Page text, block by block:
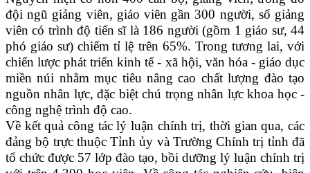
đội ngũ giảng viên, giáo viên gần 300 người, số giảng
viên có trình độ tiến sĩ là 186 người (gồm 1 giáo sư, 44
phó giáo sư) chiếm tỉ lệ trên 65%. Trong tương lai, với
chiến lược phát triển kinh tế - xã hội, văn hóa - giáo dục
miền núi nhằm mục tiêu nâng cao chất lượng đào tạo
nguồn nhân lực, đặc biệt chú trọng nhân lực khoa học -
công nghệ trình độ cao.
Về kết quả công tác lý luận chính trị, thời gian qua, các
đảng bộ trực thuộc Tỉnh ủy và Trường Chính trị tỉnh đã
tổ chức được 57 lớp đào tạo, bồi dưỡng lý luận chính trị